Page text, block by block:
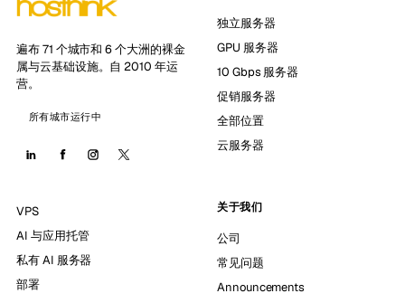
遍布 71 个城市和 6 个大洲的裸金
属与云基础设施。自 2010 年运
营。
所有城市运行中
独立服务器
GPU 服务器
10 Gbps 服务器
促销服务器
全部位置
云服务器
VPS
AI 与应用托管
私有 AI 服务器
部署
关于我们
公司
常见问题
Announcements